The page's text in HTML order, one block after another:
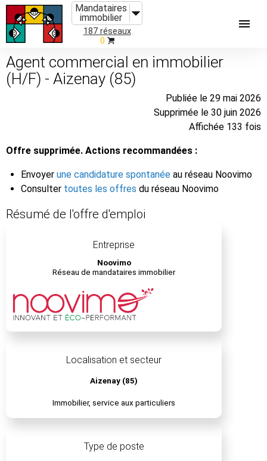
Mandataires
immobilier
187 réseaux
0
Agent commercial en immobilier
(H/F) - Aizenay (85)
Publiée le 29 mai 2026
Supprimée le 30 juin 2026
Affichée 133 fois
Offre supprimée. Actions recommandées :
Envoyer une candidature spontanée au réseau Noovimo
Consulter toutes les offres du réseau Noovimo
Résumé de l'offre d'emploi
Entreprise
Noovimo
Réseau de mandataires immobilier
Localisation et secteur
Aizenay (85)
Immobilier, service aux particuliers
Type de poste